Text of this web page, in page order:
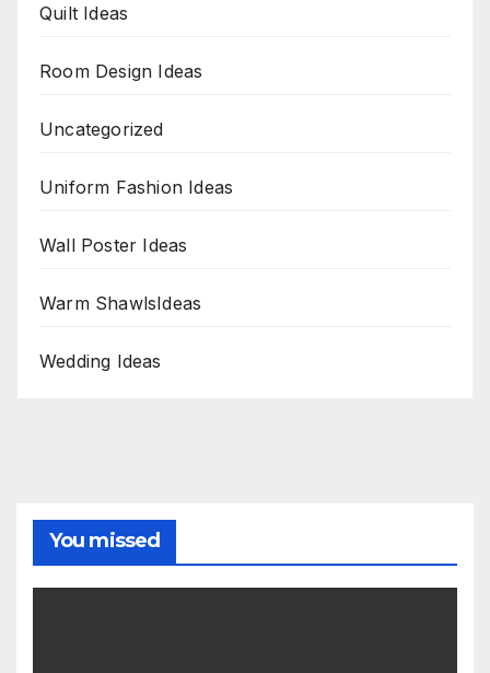
Quilt Ideas
Room Design Ideas
Uncategorized
Uniform Fashion Ideas
Wall Poster Ideas
Warm ShawlsIdeas
Wedding Ideas
You missed